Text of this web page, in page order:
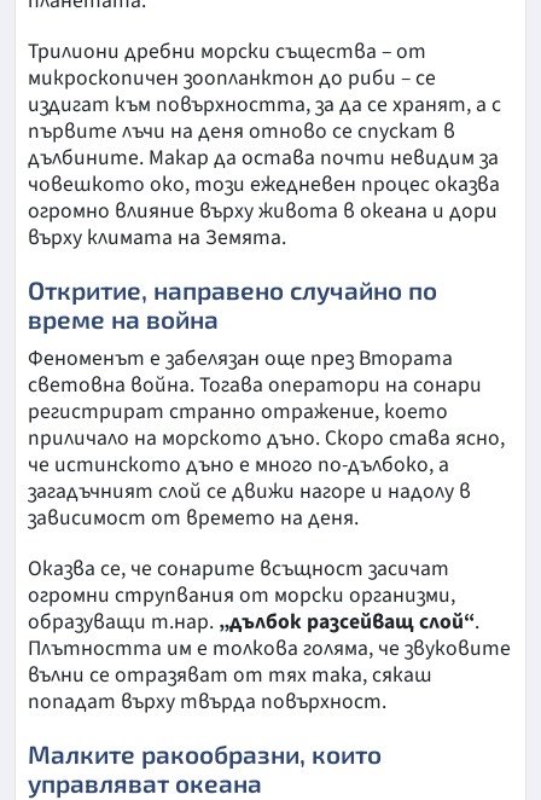
Трилиони дребни морски същества – от
микроскопичен зоопланктон до риби – се
издигат към повърхността, за да се хранят, а с
първите лъчи на деня отново се спускат в
дълбините. Макар да остава почти невидим за
човешкото око, този ежедневен процес оказва
огромно влияние върху живота в океана и дори
върху климата на Земята.
Откритие, направено случайно по
време на война
Феноменът е забелязан още през Втората
световна война. Тогава оператори на сонари
регистрират странно отражение, което
приличало на морското дъно. Скоро става ясно,
че истинското дъно е много по-дълбоко, а
загадъчният слой се движи нагоре и надолу в
зависимост от времето на деня.
Оказва се, че сонарите всъщност засичат
огромни струпвания от морски организми,
образуващи т.нар. „дълбок разсейващ слой“.
Плътността им е толкова голяма, че звуковите
вълни се отразяват от тях така, сякаш
попадат върху твърда повърхност.
Малките ракообразни, които
управляват океана